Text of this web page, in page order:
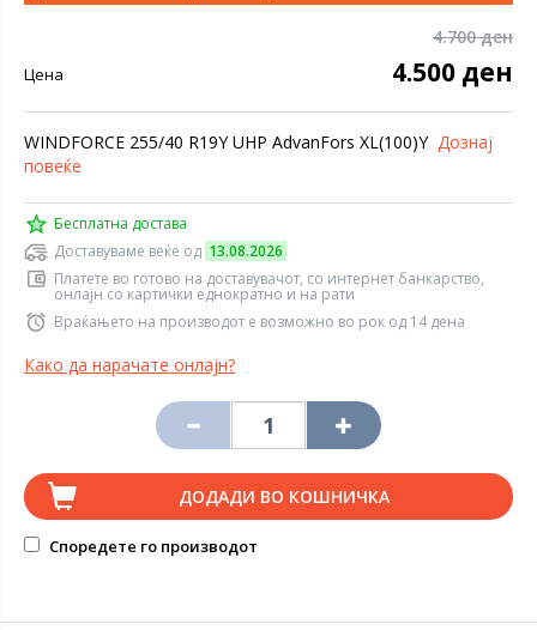
4.700 ден
Цена 4.500 ден
WINDFORCE 255/40 R19Y UHP AdvanFors XL(100)Y Дознај
повеќе
Бесплатна достава
Доставуваме веќе од 13.08.2026
Платете во готово на доставувачот, со интернет банкарство,
онлајн со картички еднократно и на рати
Враќањето на производот е возможно во рок од 14 дена
Како да нарачате онлајн?
ДОДАДИ ВО КОШНИЧКА
Споредете го производот